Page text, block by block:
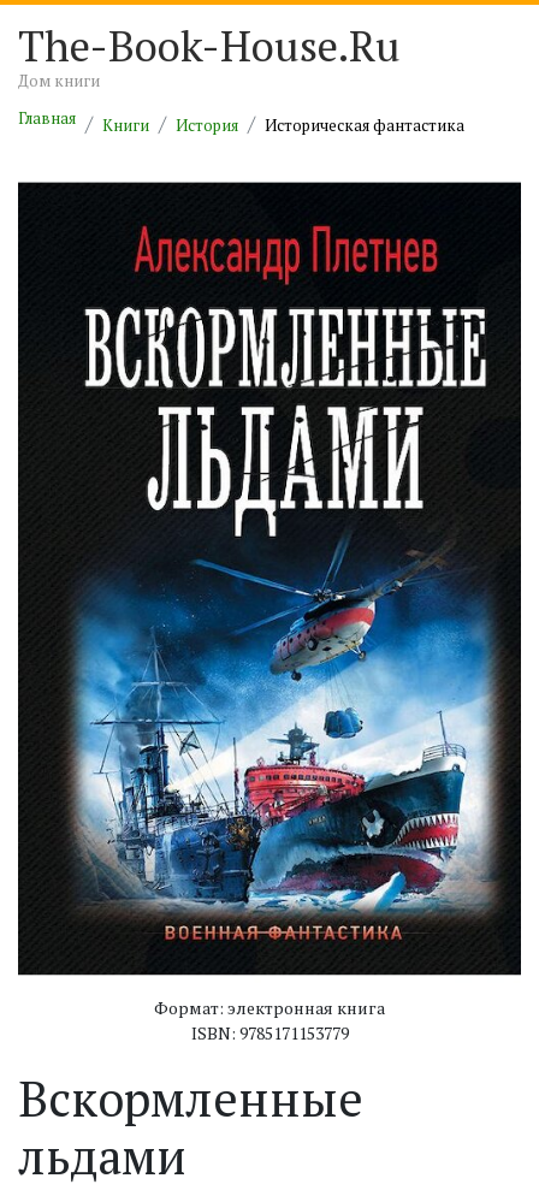
The-Book-House.Ru
Дом книги
Главная
Книги История Историческая фантастика
Формат: электронная книга
ISBN: 9785171153779
Вскормленные
льдами